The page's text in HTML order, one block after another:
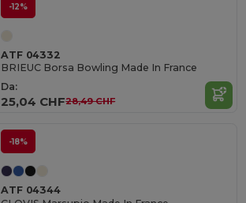
-12%
ATF 04332
BRIEUC Borsa Bowling Made In France
Da:
25,04 CHF28,49 CHF
-18%
ATF 04344